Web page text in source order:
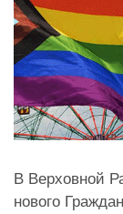
В Верховной
нового